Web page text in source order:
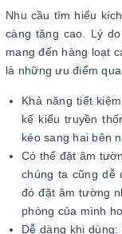
Nhu cầu tìm hiểu
càng tăng cao. Lý
mang đến hàng loạt
là những ưu điểm
Khả năng tiết
kế kiểu truyền
kéo sang hai bên
Có thể đặt âm
chúng ta cũng dễ
đó đặt âm tường
phòng của mình
Dễ dàng khi